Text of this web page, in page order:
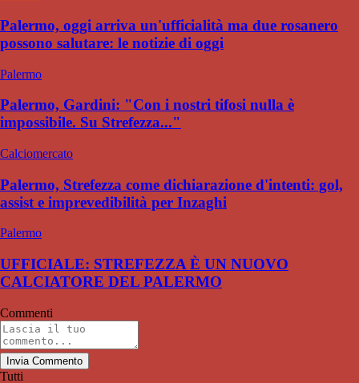
Palermo, oggi arriva un'ufficialità ma due rosanero
possono salutare: le notizie di oggi
Palermo
Palermo, Gardini: "Con i nostri tifosi nulla è
impossibile. Su Strefezza..."
Calciomercato
Palermo, Strefezza come dichiarazione d'intenti: gol,
assist e imprevedibilità per Inzaghi
Palermo
UFFICIALE: STREFEZZA È UN NUOVO
CALCIATORE DEL PALERMO
Commenti
Invia Commento
Tutti